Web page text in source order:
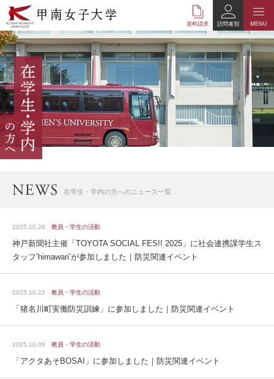
本
文
へ
の
リ
ン
ク
ナ
ビ
ゲ
ー
シ
ョ
資料請求 MENU
訪問者別
在学生・学内の方へのニュース一覧
2025.10.26 教員・学生の活動
神戸新聞社主催「TOYOTA SOCIAL FES!! 2025」に社会連携課学生ス
タッフ’himawari’が参加しました｜防災関連イベント
2025.10.22 教員・学生の活動
「猪名川町実働防災訓練」に参加しました｜防災関連イベント
2025.10.09 教員・学生の活動
「アクタあそBOSAI」に参加しました｜防災関連イベント